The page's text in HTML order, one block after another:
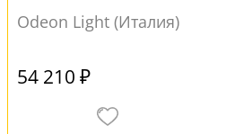
Odeon Light (Италия)
54 210 ₽